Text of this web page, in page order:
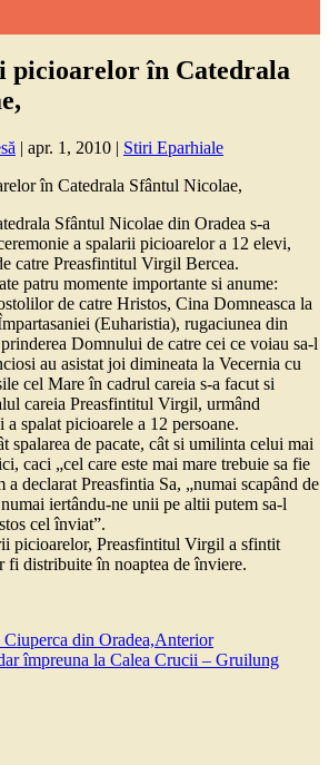
picioarelor în Catedrala
| apr. 1, 2010 | Stiri Eparhiale
Sfântul Nicolae din Oradea s-a
a spalarii picioarelor a 12 elevi,
catre Preasfintitul Virgil Bercea.
patru momente importante si anume:
de catre Hristos, Cina Domneasca la
(Euharistia), rugaciunea din
Domnului de catre cei ce voiau sa-l
au asistat joi dimineata la Vecernia cu
cel Mare în cadrul careia s-a facut si
careia Preasfintitul Virgil, urmând
spalat picioarele a 12 persoane.
spalarea de pacate, cât si umilinta celui mai
caci „cel care este mai mare trebuie sa fie
a declarat Preasfintia Sa, „numai scapând de
iertându-ne unii pe altii putem sa-l
cel înviat”.
picioarelor, Preasfintitul Virgil a sfintit
fi distribuite în noaptea de înviere.
din Oradea,Anterior
împreuna la Calea Crucii – Gruilung